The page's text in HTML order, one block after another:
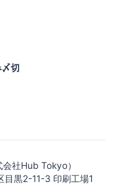
切
社Hub Tokyo）
目黒2-11-3 印刷工場1